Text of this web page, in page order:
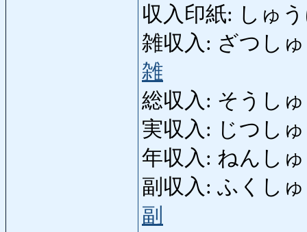
収入印紙: しゅ
雑収入: ざつしゅ
雑
総収入: そうし
実収入: じつし
年収入: ねんし
副収入: ふくしゅ
副